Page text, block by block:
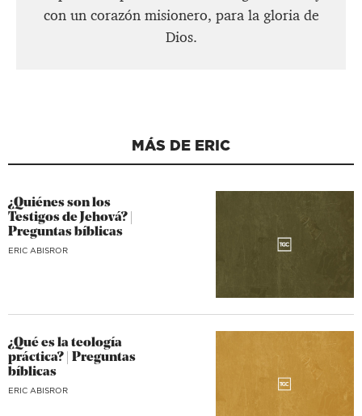
con un corazón misionero, para la gloria de
Dios.
MÁS DE ERIC
¿Quiénes son los
Testigos de Jehová? |
Preguntas bíblicas
ERIC ABISROR
¿Qué es la teología
práctica? | Preguntas
bíblicas
ERIC ABISROR